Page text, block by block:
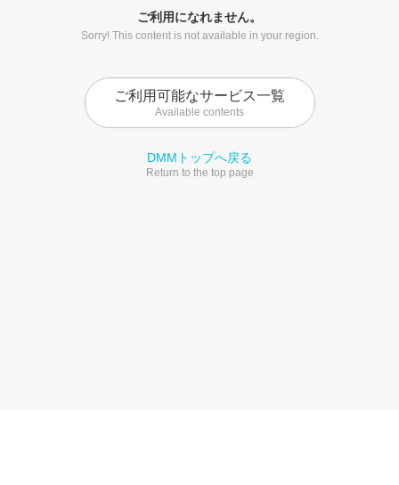
ご利用になれません。
Sorry! This content is not available in your region.
ご利用可能なサービス一覧
Available contents
DMMトップへ戻る
Return to the top page